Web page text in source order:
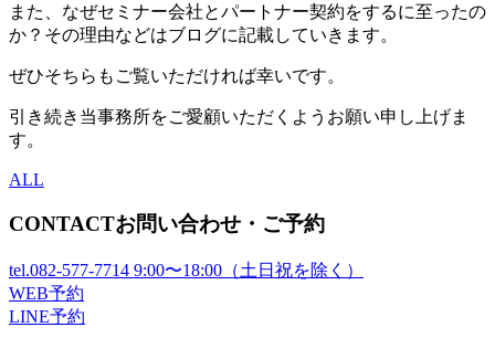
また、なぜセミナー会社とパートナー契約をするに至ったの
か？その理由などはブログに記載していきます。
ぜひそちらもご覧いただければ幸いです。
引き続き当事務所をご愛顧いただくようお願い申し上げま
す。
ALL
CONTACTお問い合わせ・ご予約
tel.082-577-7714 9:00〜18:00（土日祝を除く）
WEB予約
LINE予約